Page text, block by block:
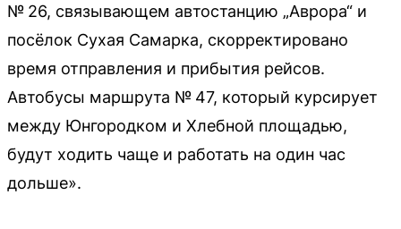
№ 26, связывающем автостанцию „Аврора“ и
посёлок Сухая Самарка, скорректировано
время отправления и прибытия рейсов.
Автобусы маршрута № 47, который курсирует
между Юнгородком и Хлебной площадью,
будут ходить чаще и работать на один час
дольше».